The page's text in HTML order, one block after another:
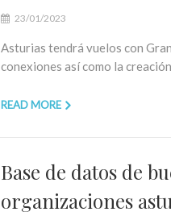
23/01/2023
Asturias tendrá vuelos con
conexiones así como la
READ MORE
Base de datos de
organizaciones